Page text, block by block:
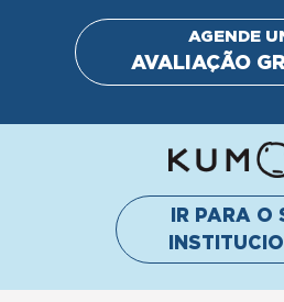
AGENDE
AVALIAÇÃO
IR PARA O